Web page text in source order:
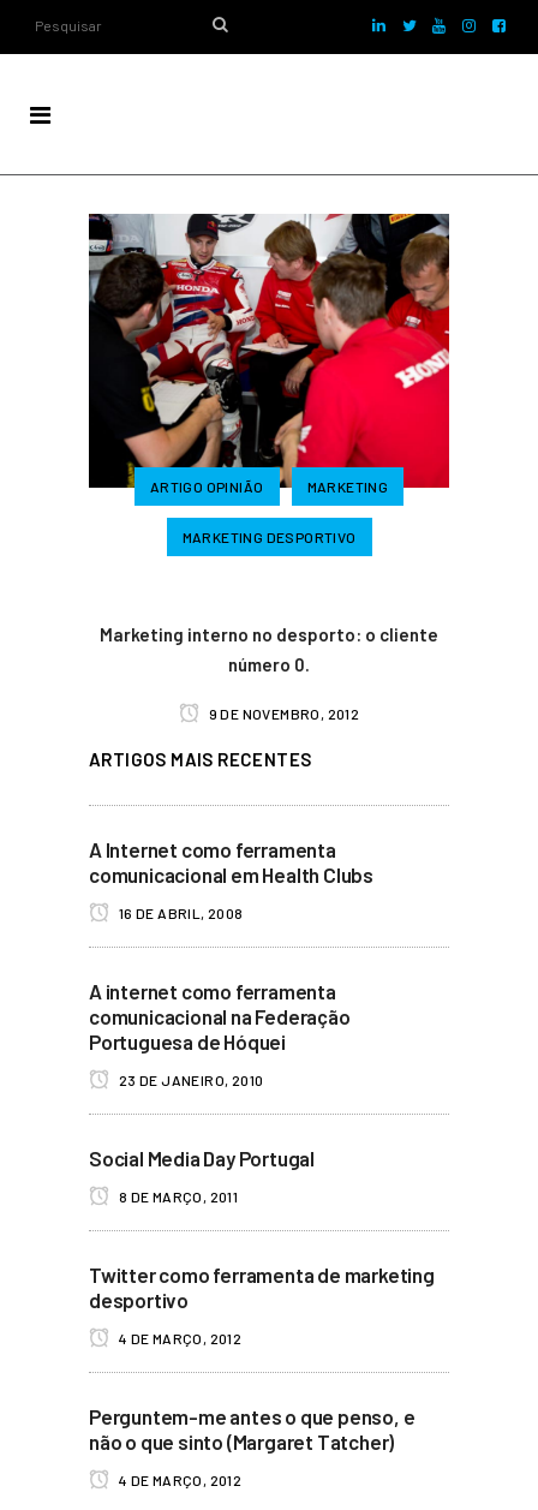
ARTIGO OPINIÃO MARKETING
MARKETING DESPORTIVO
Marketing interno no desporto: o cliente
número 0.
9 DE NOVEMBRO, 2012
ARTIGOS MAIS RECENTES
A Internet como ferramenta
comunicacional em Health Clubs
16 DE ABRIL, 2008
A internet como ferramenta
comunicacional na Federação
Portuguesa de Hóquei
23 DE JANEIRO, 2010
Social Media Day Portugal
8 DE MARÇO, 2011
Twitter como ferramenta de marketing
desportivo
4 DE MARÇO, 2012
Perguntem-me antes o que penso, e
não o que sinto (Margaret Tatcher)
4 DE MARÇO, 2012